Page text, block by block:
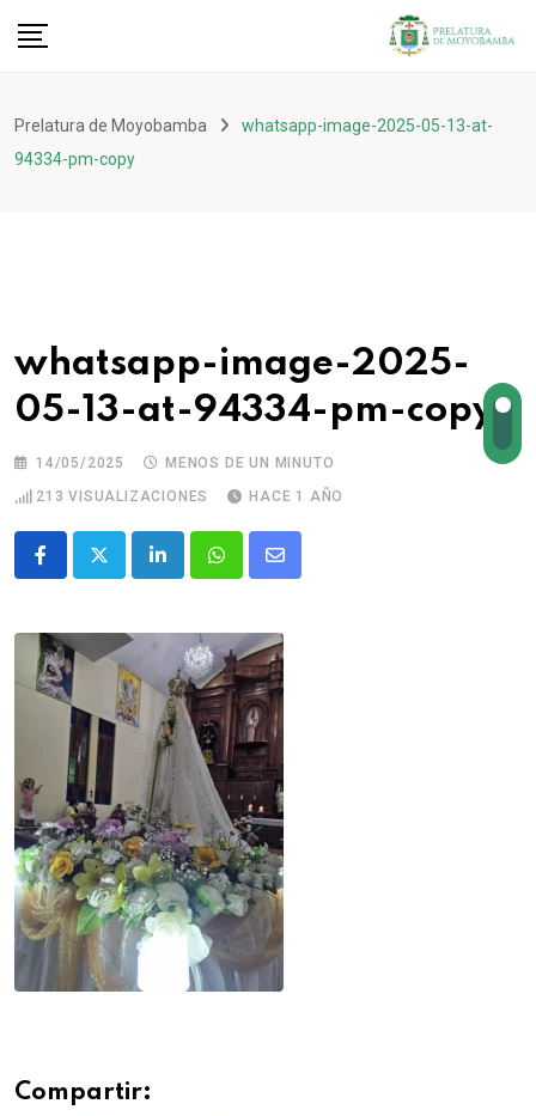
Prelatura de Moyobamba
whatsapp-image-2025-05-13-at-
94334-pm-copy
whatsapp-image-2025-
05-13-at-94334-pm-copy
14/05/2025
MENOS DE UN MINUTO
213 VISUALIZACIONES HACE 1 AÑO
Compartir: